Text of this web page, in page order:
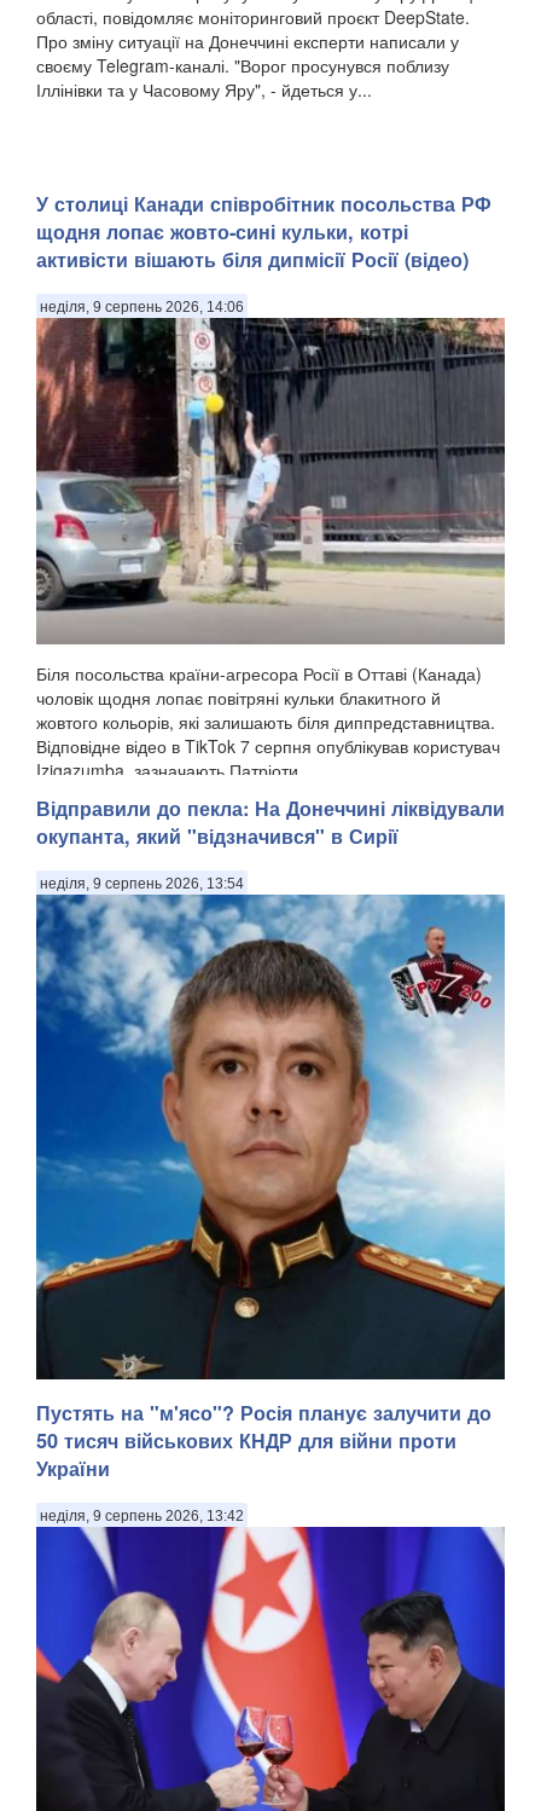
області, повідомляє моніторинговий проєкт DeepState.
Про зміну ситуації на Донеччині експерти написали у
своєму Telegram-каналі. "Ворог просунувся поблизу
Іллінівки та у Часовому Яру", - йдеться у...
У столиці Канади співробітник посольства РФ
щодня лопає жовто-сині кульки, котрі
активісти вішають біля дипмісії Росії (відео)
неділя, 9 серпень 2026, 14:06
Біля посольства країни-агресора Росії в Оттаві (Канада)
чоловік щодня лопає повітряні кульки блакитного й
жовтого кольорів, які залишають біля диппредставництва.
Відповідне відео в TikTok 7 серпня опублікував користувач
Izigazumba, зазначають Патріоти ...
Відправили до пекла: На Донеччині ліквідували
окупанта, який "відзначився" в Сирії
неділя, 9 серпень 2026, 13:54
У Донецькій області українська армія ліквідувала
російського офіцера, полковника ЗС РФ Сергія Хвалова.
Ворожий військовий раніше двічі служив у Сирії, сприяючи
диктаторському режиму Башара Асада, передають
Патріоти України. Про це повідомив військовосл...
Пустять на "м'ясо"? Росія планує залучити до
50 тисяч військових КНДР для війни проти
України
неділя, 9 серпень 2026, 13:42